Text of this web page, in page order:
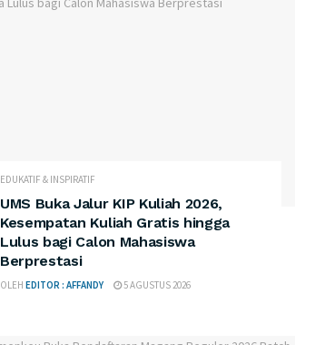
EDUKATIF & INSPIRATIF
UMS Buka Jalur KIP Kuliah 2026,
Kesempatan Kuliah Gratis hingga
Lulus bagi Calon Mahasiswa
Berprestasi
OLEH EDITOR : AFFANDY 5 AGUSTUS 2026